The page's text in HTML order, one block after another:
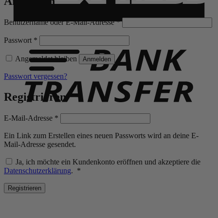
Benutzername oder E-Mail-Adresse*Erforderlich
Passwort *
Angemeldet bleiben Anmelden
Passwort vergessen?
Registrieren
E-Mail-Adresse *
Ein Link zum Erstellen eines neuen Passworts wird an deine E-
Mail-Adresse gesendet.
Ja, ich möchte ein Kundenkonto eröffnen und akzeptiere die
Datenschutzerklärung. *
Registrieren